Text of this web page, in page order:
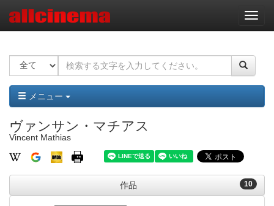
ナ
ビ
ー
ョ
ン
メニュー
ヴァンサン・マチアス
Vincent Mathias
10
作品